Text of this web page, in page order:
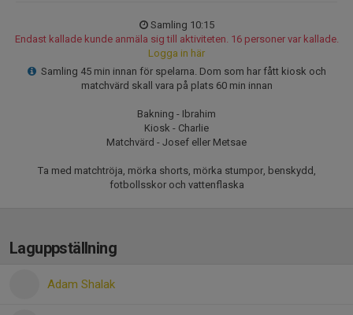
Samling 10:15
Endast kallade kunde anmäla sig till aktiviteten. 16 personer var kallade.
Logga in här
Samling 45 min innan för spelarna. Dom som har fått kiosk och
matchvärd skall vara på plats 60 min innan
Bakning - Ibrahim
Kiosk - Charlie
Matchvärd - Josef eller Metsae
Ta med matchtröja, mörka shorts, mörka stumpor, benskydd,
fotbollsskor och vattenflaska
Laguppställning
Adam Shalak